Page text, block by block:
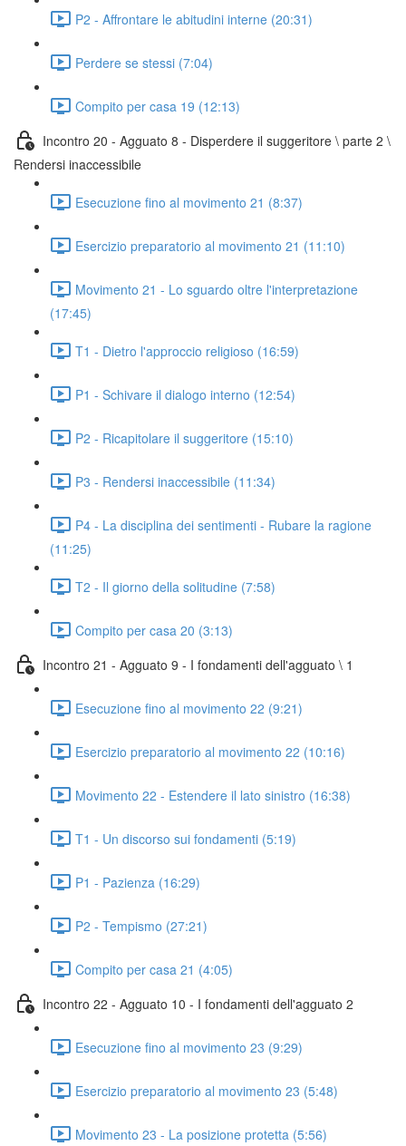
P2 - Affrontare le abitudini interne (20:31)
Perdere se stessi (7:04)
Compito per casa 19 (12:13)
Incontro 20 - Agguato 8 - Disperdere il suggeritore \ parte 2 \
Rendersi inaccessibile
Esecuzione fino al movimento 21 (8:37)
Esercizio preparatorio al movimento 21 (11:10)
Movimento 21 - Lo sguardo oltre l'interpretazione
(17:45)
T1 - Dietro l'approccio religioso (16:59)
P1 - Schivare il dialogo interno (12:54)
P2 - Ricapitolare il suggeritore (15:10)
P3 - Rendersi inaccessibile (11:34)
P4 - La disciplina dei sentimenti - Rubare la ragione
(11:25)
T2 - Il giorno della solitudine (7:58)
Compito per casa 20 (3:13)
Incontro 21 - Agguato 9 - I fondamenti dell'agguato \ 1
Esecuzione fino al movimento 22 (9:21)
Esercizio preparatorio al movimento 22 (10:16)
Movimento 22 - Estendere il lato sinistro (16:38)
T1 - Un discorso sui fondamenti (5:19)
P1 - Pazienza (16:29)
P2 - Tempismo (27:21)
Compito per casa 21 (4:05)
Incontro 22 - Agguato 10 - I fondamenti dell'agguato 2
Esecuzione fino al movimento 23 (9:29)
Esercizio preparatorio al movimento 23 (5:48)
Movimento 23 - La posizione protetta (5:56)